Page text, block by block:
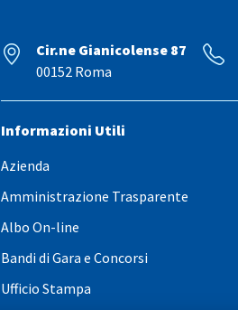
Cir.ne Gianicolense 87
00152 Roma
Informazioni Utili
Azienda
Amministrazione Trasparente
Albo On-line
Bandi di Gara e Concorsi
Ufficio Stampa